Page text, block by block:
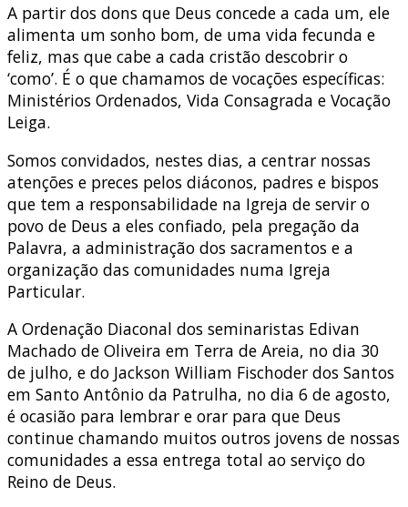
A partir dos dons que Deus concede a cada um, ele
alimenta um sonho bom, de uma vida fecunda e
feliz, mas que cabe a cada cristão descobrir o
‘como’. É o que chamamos de vocações específicas:
Ministérios Ordenados, Vida Consagrada e Vocação
Leiga.
Somos convidados, nestes dias, a centrar nossas
atenções e preces pelos diáconos, padres e bispos
que tem a responsabilidade na Igreja de servir o
povo de Deus a eles confiado, pela pregação da
Palavra, a administração dos sacramentos e a
organização das comunidades numa Igreja
Particular.
A Ordenação Diaconal dos seminaristas Edivan
Machado de Oliveira em Terra de Areia, no dia 30
de julho, e do Jackson William Fischoder dos Santos
em Santo Antônio da Patrulha, no dia 6 de agosto,
é ocasião para lembrar e orar para que Deus
continue chamando muitos outros jovens de nossas
comunidades a essa entrega total ao serviço do
Reino de Deus.